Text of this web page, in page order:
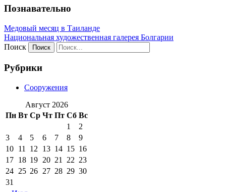
Познавательно
Медовый месяц в Таиланде
Национальная художественная галерея Болгарии
Поиск
Рубрики
Сооружения
Август 2026
Пн Вт Ср Чт Пт Сб Вс
1
2
3
4 5 6 7 8
9
10 11 12 13 14 15 16
17 18 19 20 21 22 23
24 25 26 27 28 29 30
31